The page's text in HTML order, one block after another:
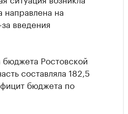
направлена на
введения
Ростовской
составляла 182,5
бюджета по